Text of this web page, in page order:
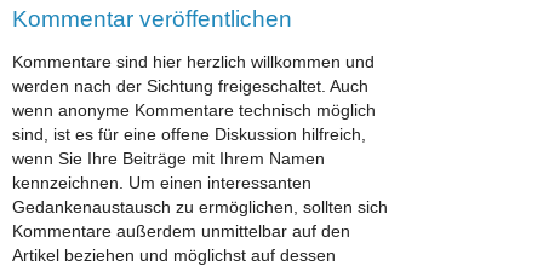
Kommentar veröffentlichen
Kommentare sind hier herzlich willkommen und
werden nach der Sichtung freigeschaltet. Auch
wenn anonyme Kommentare technisch möglich
sind, ist es für eine offene Diskussion hilfreich,
wenn Sie Ihre Beiträge mit Ihrem Namen
kennzeichnen. Um einen interessanten
Gedankenaustausch zu ermöglichen, sollten sich
Kommentare außerdem unmittelbar auf den
Artikel beziehen und möglichst auf dessen